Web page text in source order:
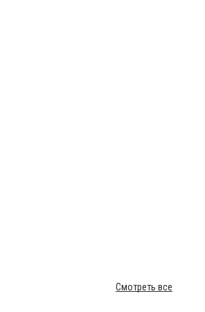
Смотреть все